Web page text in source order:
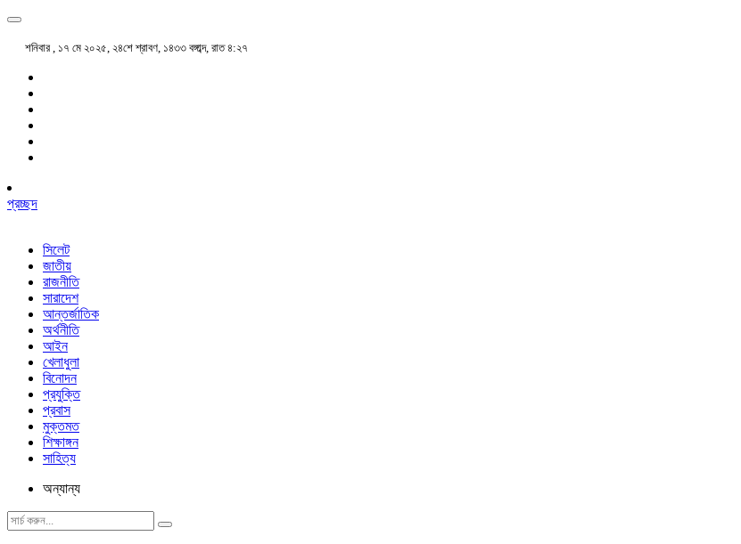
শনিবার , ১৭ মে ২০২৫, ২৪শে শ্রাবণ, ১৪৩৩ বঙ্গাব্দ, রাত ৪:২৭
প্রচ্ছদ
সিলেট
জাতীয়
রাজনীতি
সারাদেশ
আন্তর্জাতিক
অর্থনীতি
আইন
খেলাধুলা
বিনোদন
প্রযুক্তি
প্রবাস
মুক্তমত
শিক্ষাঙ্গন
সাহিত্য
অন্যান্য